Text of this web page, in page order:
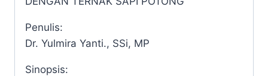
Penulis:
Dr. Yulmira Yanti., SSi, MP
Sinopsis: